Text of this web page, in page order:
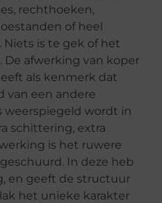
rechthoeken,
of heel
is te gek of het
afwerking van koper
als kenmerk dat
van een andere
weerspiegeld wordt in
schittering, extra
is het ruwere
In deze heb
en geeft de structuur
het unieke karakter